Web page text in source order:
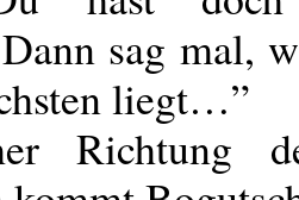
sag mal,
liegt…”
Richtung